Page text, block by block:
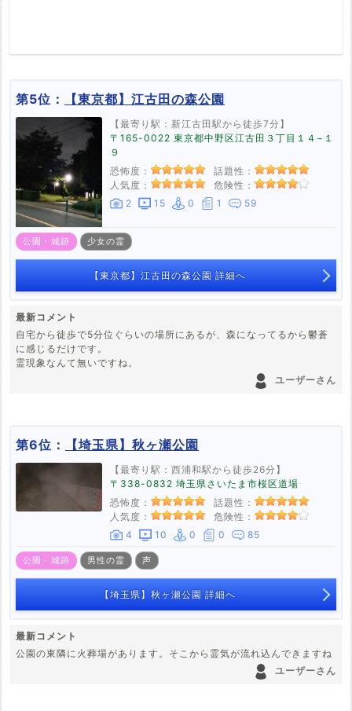
第5位： 【東京都】江古田の森公園
【最寄り駅：新江古田駅から徒歩7分】
〒165-0022 東京都中野区江古田３丁目１４−１
９
恐怖度：
話題性：
人気度：
危険性：
2
15 0 1 59
公園・城跡 少女の霊
【東京都】江古田の森公園 詳細へ
最新コメント
自宅から徒歩で5分位ぐらいの場所にあるが、森になってるから鬱蒼
に感じるだけです。
霊現象なんて無いですね。
ユーザーさん
第6位： 【埼玉県】秋ヶ瀬公園
【最寄り駅：西浦和駅から徒歩26分】
〒338-0832 埼玉県さいたま市桜区道場
恐怖度：
話題性：
人気度：
危険性：
4
10 0 0 85
公園・城跡 男性の霊 声
【埼玉県】秋ヶ瀬公園 詳細へ
最新コメント
公園の東隣に火葬場があります。そこから霊気が流れ込んできますね
ユーザーさん